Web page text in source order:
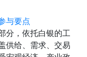
与要点
分，依托白银的工
供给、需求、交易